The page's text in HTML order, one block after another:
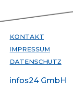
KONTAKT
IMPRESSUM
DATENSCHUTZ
infos24 GmbH